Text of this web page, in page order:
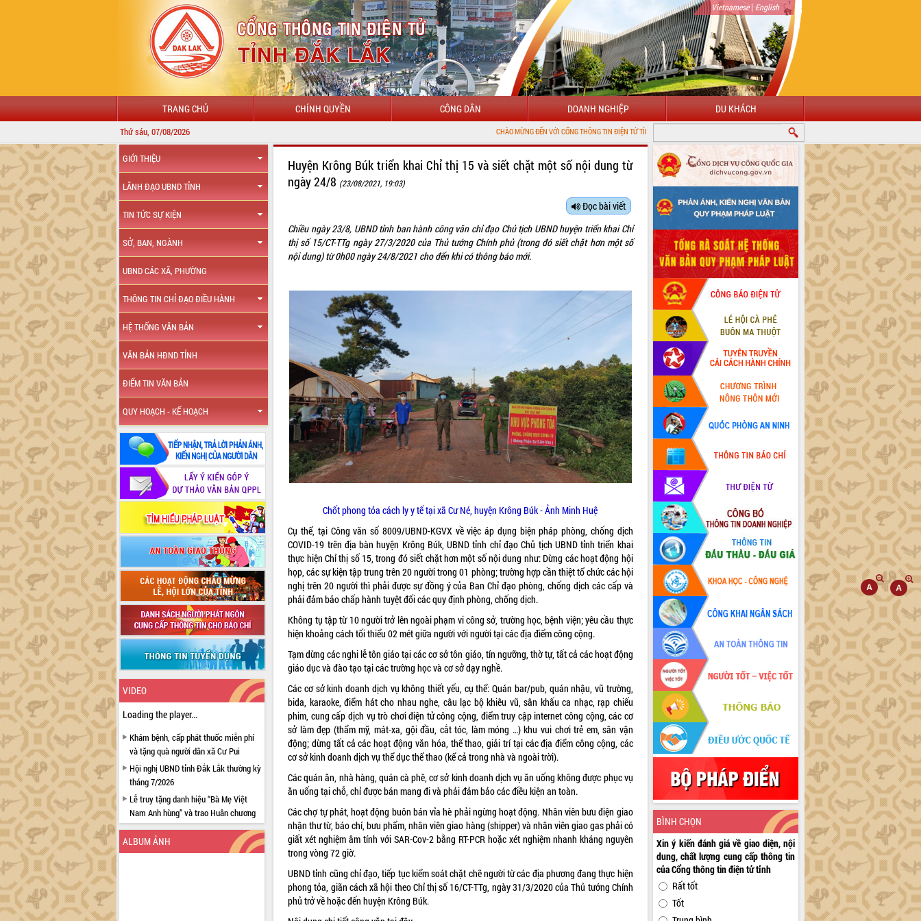
Vietnamese| English
TRANG CHỦ CHÍNH QUYỀN CÔNG DÂN DOANH NGHIỆP DU KHÁCH
Thứ sáu, 07/08/2026 CHÀO MỪNG ĐẾN VỚI CỔNG THÔNG TIN ĐIỆN TỬ TỈNH ĐẮK LẮK
GIỚI THIỆU
LÃNH ĐẠO UBND TỈNH
TIN TỨC SỰ KIỆN
SỞ, BAN, NGÀNH
UBND CÁC XÃ, PHƯỜNG
THÔNG TIN CHỈ ĐẠO ĐIỀU HÀNH
HỆ THỐNG VĂN BẢN
VĂN BẢN HĐND TỈNH
ĐIỂM TIN VĂN BẢN
QUY HOẠCH - KẾ HOẠCH
VIDEO
Loading the player...
Khám bệnh, cấp phát thuốc miễn phí
và tặng quà người dân xã Cư Pui
Hội nghị UBND tỉnh Đắk Lắk thường kỳ
tháng 7/2026
Lễ truy tặng danh hiệu “Bà Mẹ Việt
Nam Anh hùng” và trao Huân chương
Lao động
UBND tỉnh Đắk Lắk triển khai nhiệm
vụ 6 tháng cuối năm 2026
ALBUM ẢNH
Huyện Krông Búk triển khai Chỉ thị 15 và siết chặt một số nội dung từ
ngày 24/8 (23/08/2021, 19:03)
Đọc bài viết
Chiều ngày 23/8, UBND tỉnh ban hành công văn chỉ đạo Chủ tịch UBND huyện triển khai Chỉ
thị số 15/CT-TTg ngày 27/3/2020 của Thủ tướng Chính phủ (trong đó siết chặt hơn một số
nội dung) từ 0h00 ngày 24/8/2021 cho đến khi có thông báo mới.
Chốt phong tỏa cách ly y tế tại xã Cư Né, huyện Krông Búk - Ảnh Minh Huệ
Cụ thể, tại Công văn số 8009/UBND-KGVX về việc áp dụng biện pháp phòng, chống dịch
COVID-19 trên địa bàn huyện Krông Búk, UBND tỉnh chỉ đạo Chủ tịch UBND tỉnh triển khai
thực hiện Chỉ thị số 15, trong đó siết chặt hơn một số nội dung như: Dừng các hoạt động hội
họp, các sự kiện tập trung trên 20 người trong 01 phòng; trường hợp cần thiệt tổ chức các hội
nghị trên 20 người thì phải được sự đồng ý của Ban Chỉ đạo phòng, chống dịch các cấp và
phải đảm bảo chấp hành tuyệt đối các quy định phòng, chống dịch.
Không tụ tập từ 10 người trở lên ngoài phạm vi công sở, trường học, bệnh viện; yêu cầu thực
hiện khoảng cách tối thiểu 02 mét giữa người với người tại các địa điểm công cộng.
Tạm dừng các nghi lễ tôn giáo tại các cơ sở tôn giáo, tín ngưỡng, thờ tự, tất cả các hoạt động
giáo dục và đào tạo tại các trường học và cơ sở dạy nghề.
Các cơ sở kinh doanh dịch vụ không thiết yếu, cụ thể: Quán bar/pub, quán nhậu, vũ trường,
bida, karaoke, điểm hát cho nhau nghe, câu lạc bộ khiêu vũ, sân khấu ca nhạc, rạp chiếu
phim, cung cấp dịch vụ trò chơi điện tử công cộng, điểm truy cập internet công cộng, các cơ
sở làm đẹp (thẩm mỹ, mát-xa, gội đầu, cắt tóc, làm móng …) khu vui chơi trẻ em, sân vận
động; dừng tất cả các hoạt động văn hóa, thể thao, giải trí tại các địa điểm công cộng, các
cơ sở kinh doanh dịch vụ thể dục thể thao (kể cả trong nhà và ngoài trời).
Các quán ăn, nhà hàng, quán cà phê, cơ sở kinh doanh dịch vụ ăn uống không được phục vụ
ăn uống tại chỗ, chỉ được bán mang đi và phải đảm bảo các điều kiện an toàn.
Các chợ tự phát, hoạt động buôn bán vỉa hè phải ngừng hoạt động. Nhân viên bưu điện giao
nhận thư từ, báo chí, bưu phẩm, nhân viên giao hàng (shipper) và nhân viên giao gas phải có
giất xét nghiệm âm tính với SAR-Cov-2 bằng RT-PCR hoặc xét nghiệm nhanh kháng nguyên
trong vòng 72 giờ.
UBND tỉnh cũng chỉ đạo, tiếp tục kiểm soát chặt chẽ người từ các địa phương đang thực hiện
phong tỏa, giãn cách xã hội theo Chỉ thị số 16/CT-TTg, ngày 31/3/2020 của Thủ tướng Chính
phủ trở về hoặc đến huyện Krông Búk.
BÌNH CHỌN
Xin ý kiến đánh giá về giao diện, nội
dung, chất lượng cung cấp thông tin
của Cổng thông tin điện tử tỉnh
Rất tốt
Tốt